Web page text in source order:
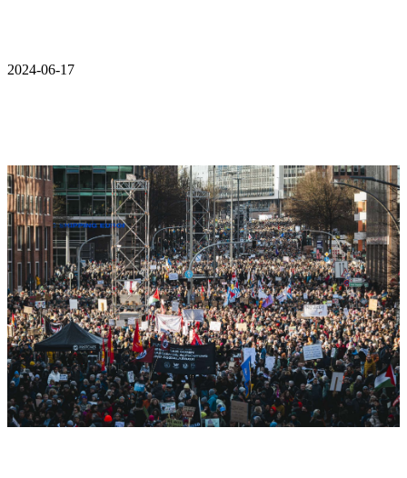
2024-06-17